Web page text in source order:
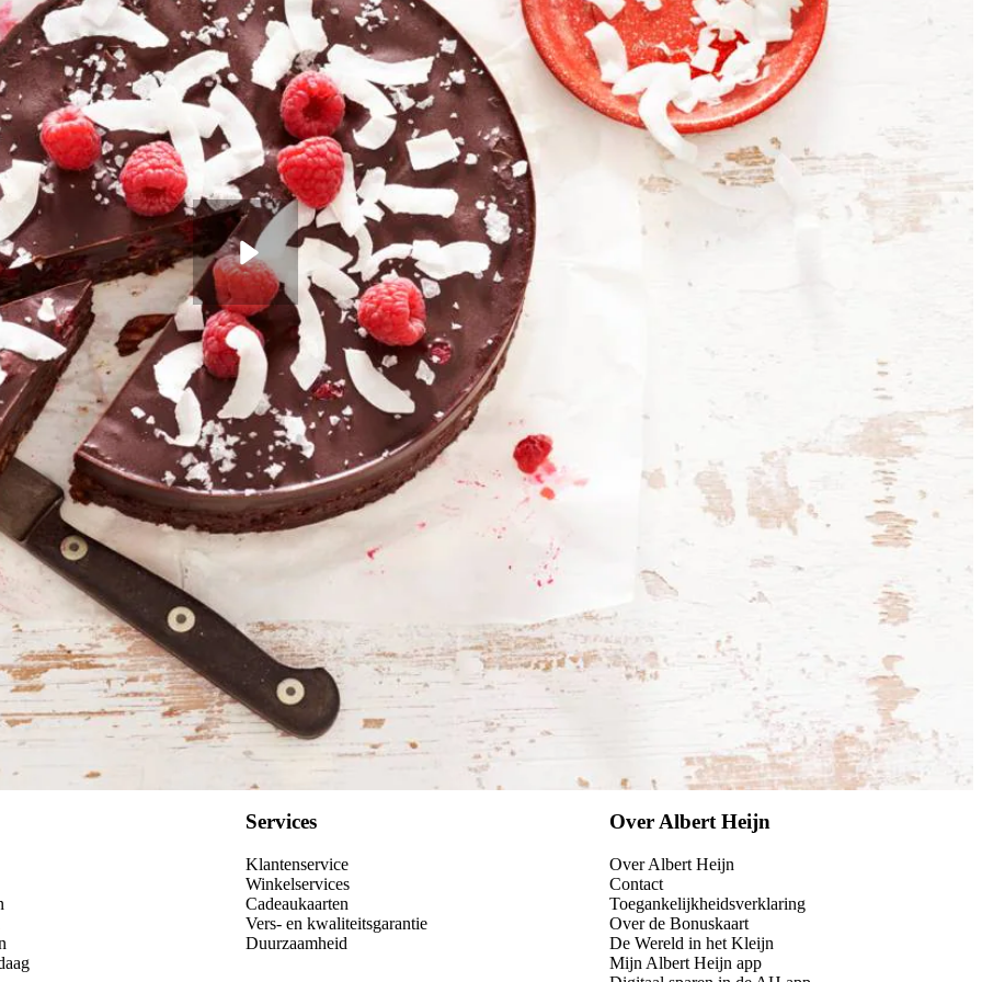
Kies producten
Wat vond je van dit recept?
Services
Klantenservice
Winkelservices
Cadeaukaarten
Vers- en kwaliteitsgarantie
Duurzaamheid
Over Albert Heijn
Over Albert Heijn
Contact
Toegankelijkheidsverklaring
Over de Bonuskaart
De Wereld in het Kleijn
Mijn Albert Heijn app